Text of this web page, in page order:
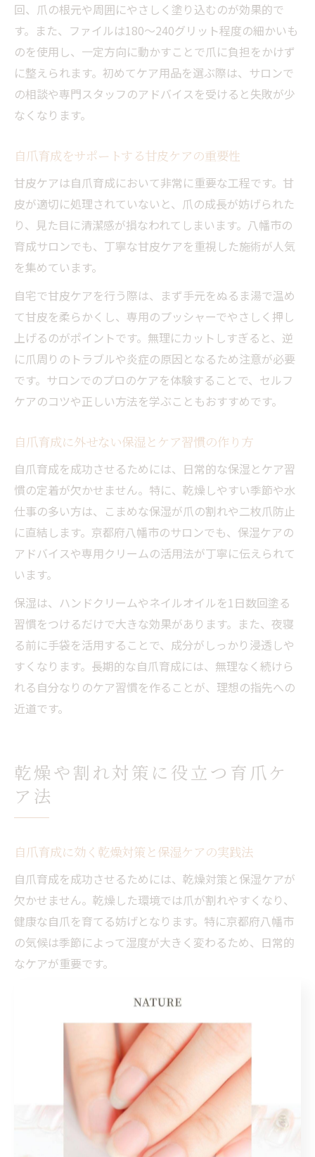
回、爪の根元や周囲にやさしく塗り込むのが効果的で
す。また、ファイルは180〜240グリット程度の細かいも
のを使用し、一定方向に動かすことで爪に負担をかけず
に整えられます。初めてケア用品を選ぶ際は、サロンで
の相談や専門スタッフのアドバイスを受けると失敗が少
なくなります。
自爪育成をサポートする甘皮ケアの重要性
甘皮ケアは自爪育成において非常に重要な工程です。甘
皮が適切に処理されていないと、爪の成長が妨げられた
り、見た目に清潔感が損なわれてしまいます。八幡市の
育成サロンでも、丁寧な甘皮ケアを重視した施術が人気
を集めています。
自宅で甘皮ケアを行う際は、まず手元をぬるま湯で温め
て甘皮を柔らかくし、専用のプッシャーでやさしく押し
上げるのがポイントです。無理にカットしすぎると、逆
に爪周りのトラブルや炎症の原因となるため注意が必要
です。サロンでのプロのケアを体験することで、セルフ
ケアのコツや正しい方法を学ぶこともおすすめです。
自爪育成に外せない保湿とケア習慣の作り方
自爪育成を成功させるためには、日常的な保湿とケア習
慣の定着が欠かせません。特に、乾燥しやすい季節や水
仕事の多い方は、こまめな保湿が爪の割れや二枚爪防止
に直結します。京都府八幡市のサロンでも、保湿ケアの
アドバイスや専用クリームの活用法が丁寧に伝えられて
います。
保湿は、ハンドクリームやネイルオイルを1日数回塗る
習慣をつけるだけで大きな効果があります。また、夜寝
る前に手袋を活用することで、成分がしっかり浸透しや
すくなります。長期的な自爪育成には、無理なく続けら
れる自分なりのケア習慣を作ることが、理想の指先への
近道です。
乾燥や割れ対策に役立つ育爪ケ
ア法
自爪育成に効く乾燥対策と保湿ケアの実践法
自爪育成を成功させるためには、乾燥対策と保湿ケアが
欠かせません。乾燥した環境では爪が割れやすくなり、
健康な自爪を育てる妨げとなります。特に京都府八幡市
の気候は季節によって湿度が大きく変わるため、日常的
なケアが重要です。
ずハンドクリームやネイルオイルを塗ることが効果的で
す。さらに、夜寝る前にしっかりと保湿することで、爪
と手元全体の乾燥を防げます。実際に八幡市内の育成サ
ロンでも、施術後に保湿ケアのアドバイスを受けた利用
者から「爪の割れが減った」「指先がしっとりとした」
といった声が多く寄せられています。
保湿ケアを継続することで、指先の見た目も美しくな